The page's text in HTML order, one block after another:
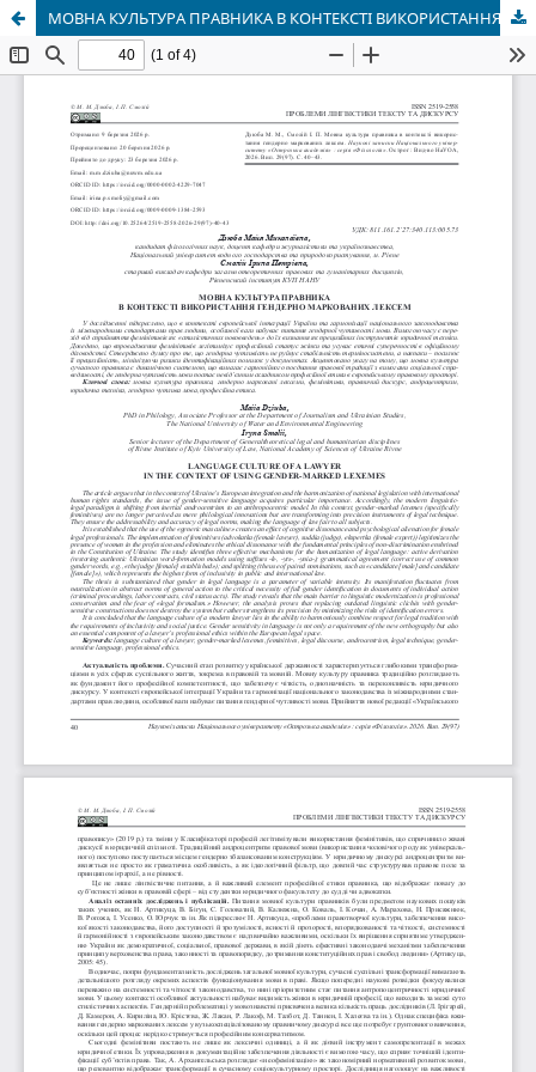
МОВНА КУЛЬТУРА ПРАВНИКА В КОНТЕКСТІ ВИКОРИСТАННЯ ГЕНДЕРНО МАРКОВАНИХ ЛЕКСЕМ